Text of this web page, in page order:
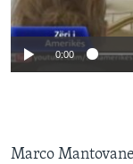
0:00
Marco